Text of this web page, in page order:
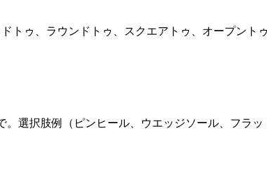
トゥ、ラウンドトゥ、スクエアトゥ、オープント
選択肢例（ピンヒール、ウエッジソール、フラッ